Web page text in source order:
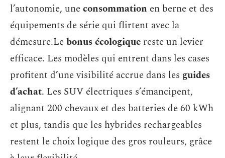
l’autonomie, uneconsommation en berne et des
équipements de série qui flirtent avec la
démesure.Lebonus écologique reste un levier
efficace. Les modèles qui entrent dans les cases
profitent d’une visibilité accrue dans les guides
d’achat. Les SUV électriques s’émancipent,
alignant 200 chevaux et des batteries de 60 kWh
et plus, tandis que les hybrides rechargeables
restent le choix logique des gros rouleurs, grâce